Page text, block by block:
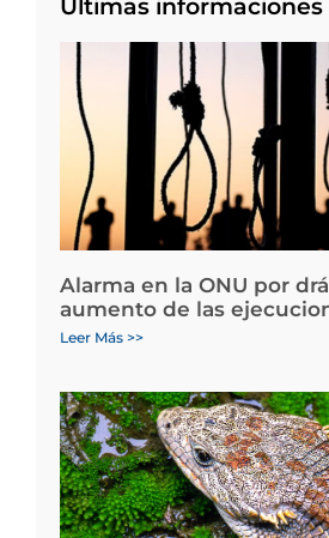
Últimas informaciones
Alarma en la ONU por
aumento de las
Leer Más >>